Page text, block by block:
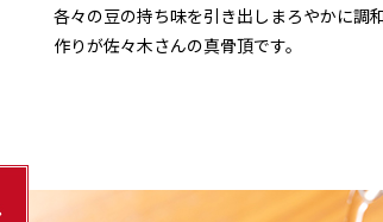
各々の豆の持ち味を引き出しまろやかに調
作りが佐々木さんの真骨頂です。